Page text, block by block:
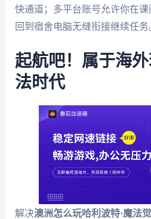
快通道；多平台账号允许你在课
回到宿舍电脑无缝衔接继续任务
起航吧！属于海
法时代
解决澳洲怎么玩哈利波特·魔法